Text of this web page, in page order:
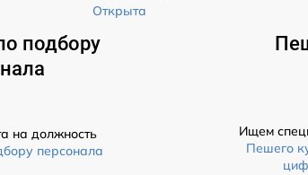
Открыта
подбору
на должность
персонала
Ищем
Пешего